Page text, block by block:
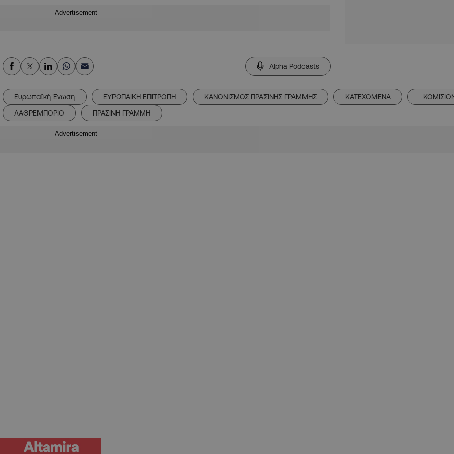
Advertisement
Alpha Podcasts
Ευρωπαϊκή Ένωση ΕΥΡΩΠΑΙΚΗ ΕΠΙΤΡΟΠΗ ΚΑΝΟΝΙΣΜΟΣ ΠΡΑΣΙΝΗΣ ΓΡΑΜΜΗΣ ΚΑΤΕΧΟΜΕΝΑ
ΛΑΘΡΕΜΠΟΡΙΟ
ΠΡΑΣΙΝΗ ΓΡΑΜΜΗ
Advertisement